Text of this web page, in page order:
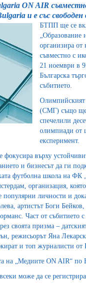
ON AIR
и е със
БТПП ще се
„Образование
организира от
съвместно с
21 ноември в
Българска
събитието.
Олимпийският
(СМГ) също ще
спечелили
олимпиади от
експеримент.
върху
и бизнесът да ги
футболна школа на
организация,
личности и
артистът Боги
Част от
своята призма –
режисьорът Яна
и топ журналисти
на „Медиите ON AIR“
може да се